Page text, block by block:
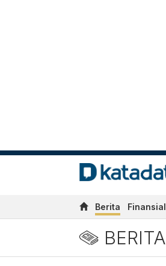
Berita Finansial
BERITA